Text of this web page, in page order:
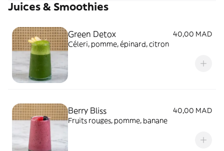
Juices & Smoothies
Green Detox
40,00 MAD
Céleri, pomme, épinard, citron
Berry Bliss
40,00 MAD
Fruits rouges, pomme, banane